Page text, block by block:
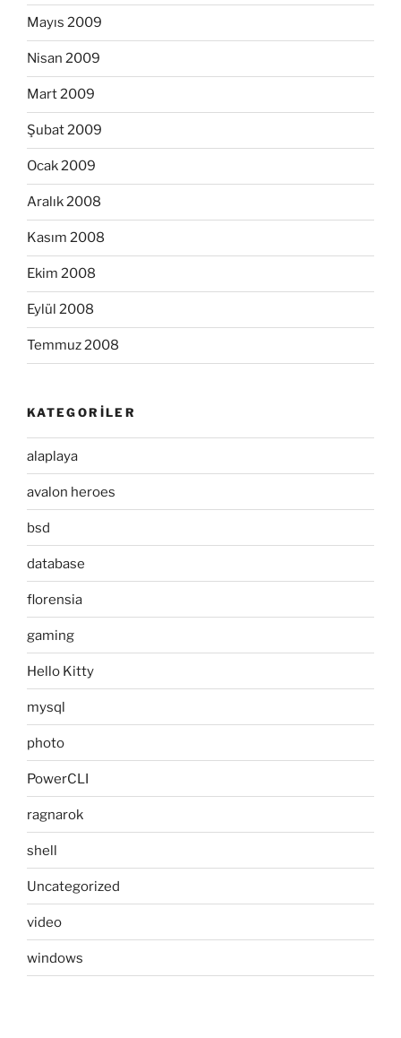
Mayıs 2009
Nisan 2009
Mart 2009
Şubat 2009
Ocak 2009
Aralık 2008
Kasım 2008
Ekim 2008
Eylül 2008
Temmuz 2008
KATEGORILER
alaplaya
avalon heroes
bsd
database
florensia
gaming
Hello Kitty
mysql
photo
PowerCLI
ragnarok
shell
Uncategorized
video
windows